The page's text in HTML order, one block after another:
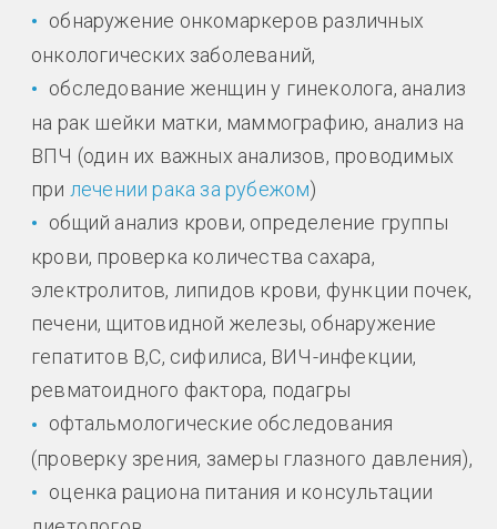
обнаружение онкомаркеров различных
онкологических заболеваний,
обследование женщин у гинеколога, анализ
на рак шейки матки, маммографию, анализ на
ВПЧ (один их важных анализов, проводимых
при лечении рака за рубежом)
общий анализ крови, определение группы
крови, проверка количества сахара,
электролитов, липидов крови, функции почек,
печени, щитовидной железы, обнаружение
гепатитов В,С, сифилиса, ВИЧ-инфекции,
ревматоидного фактора, подагры
офтальмологические обследования
(проверку зрения, замеры глазного давления),
оценка рациона питания и консультации